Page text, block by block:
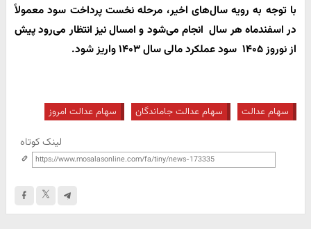
با توجه به رویه سال‌های اخیر، مرحله نخست پرداخت سود معمولاً
در اسفندماه هر سال انجام می‌شود و امسال نیز انتظار می‌رودپیش
از نوروز ۱۴۰۵ سود عملکرد مالی سال ۱۴۰۳ واریز شود.
سهام عدالت سهام عدالت جاماندگان سهام عدالت امروز
لینک کوتاه